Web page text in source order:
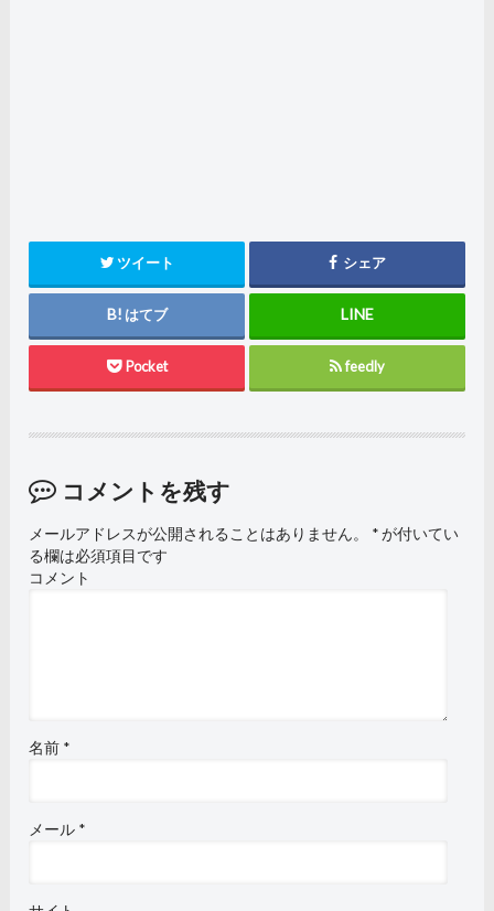
ツイート シェア
はてブ
Pocket feedly
コメントを残す
メールアドレスが公開されることはありません。 *が付いてい
る欄は必須項目です
コメント
名前 *
メール *